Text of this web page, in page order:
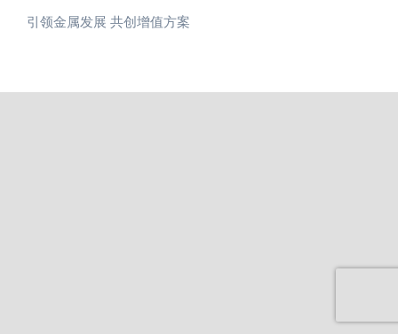
引领金属发展 共创增值方案